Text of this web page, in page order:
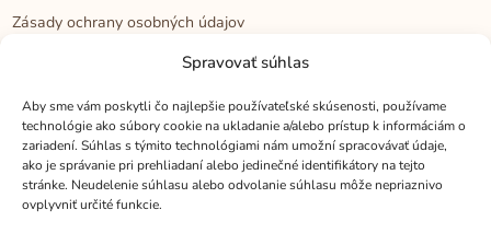
Spravovať súhlas
Aby sme vám poskytli čo najlepšie používateľské skúsenosti, používame
technológie ako súbory cookie na ukladanie a/alebo prístup k informáciám o
zariadení. Súhlas s týmito technológiami nám umožní spracovávať údaje,
ako je správanie pri prehliadaní alebo jedinečné identifikátory na tejto
stránke. Neudelenie súhlasu alebo odvolanie súhlasu môže nepriaznivo
ovplyvniť určité funkcie.
Zásady ochrany osobných údajov
Kontakt
Kontakt